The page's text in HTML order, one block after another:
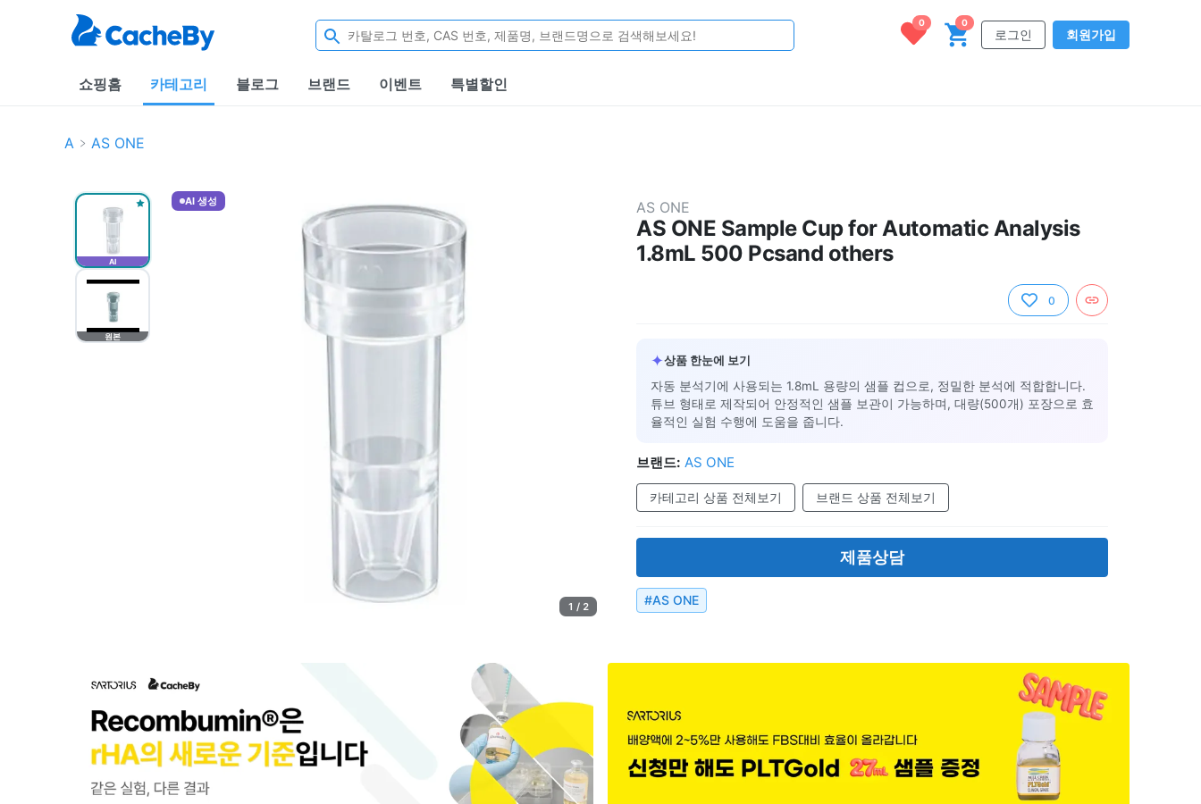
0 0
로그인 회원가입
쇼핑홈 카테고리 블로그 브랜드 이벤트 특별할인
A AS ONE
AI
원본
AI 생성
1 / 2
AS ONE
AS ONE Sample Cup for Automatic Analysis
1.8mL 500 Pcsand others
0
✦상품 한눈에 보기
자동 분석기에 사용되는 1.8mL 용량의 샘플 컵으로, 정밀한 분석에 적합합니다.
튜브 형태로 제작되어 안정적인 샘플 보관이 가능하며, 대량(500개) 포장으로 효
율적인 실험 수행에 도움을 줍니다.
브랜드: AS ONE
카테고리 상품 전체보기 브랜드 상품 전체보기
제품상담
#AS ONE